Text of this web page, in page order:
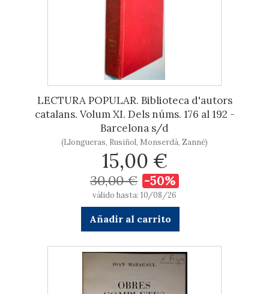
LECTURA POPULAR. Biblioteca d'autors
catalans. Volum XI. Dels núms. 176 al 192 -
Barcelona s/d
(Llongueras, Rusiñol, Monserdà, Zanné)
15,00 €
30,00 € -50%
válido hasta: 10/08/26
Añadir al carrito